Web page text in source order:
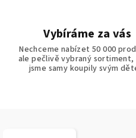
Vybíráme za vás
Nechceme nabízet 50 000
ale pečlivě vybraný
jsme samy koupily svým